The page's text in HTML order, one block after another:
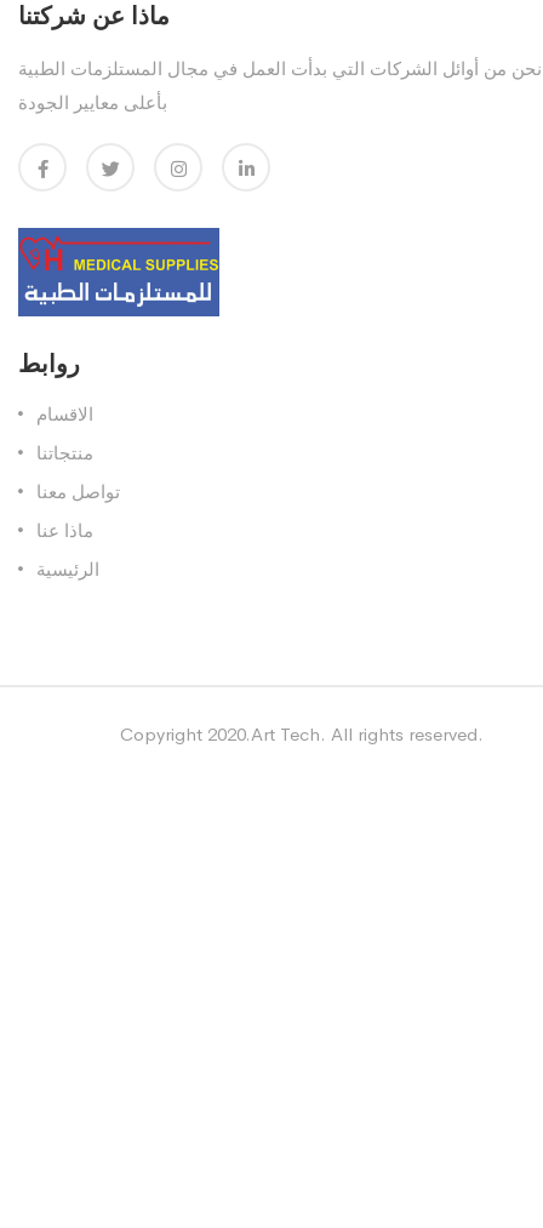
ماذا عن شركتنا
نحن من أوائل الشركات التي بدأت العمل في مجال المستلزمات الطبية
بأعلى معايير الجودة
روابط
الاقسام
منتجاتنا
تواصل معنا
ماذا عنا
الرئيسية
Copyright 2020.Art Tech. All rights reserved.